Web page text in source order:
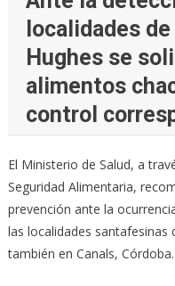
localidades
Hughes se
alimentos
control
El Ministerio de Salud, a
Seguridad Alimentaria,
prevención ante la
las localidades santafesinas
también en Canals, Córdoba.